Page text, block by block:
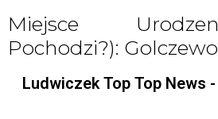
Miejsce
Pochodzi?): Golczewo
Ludwiczek Top Top News